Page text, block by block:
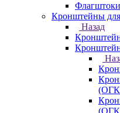
Флагштоки
Кронштейны для
Назад